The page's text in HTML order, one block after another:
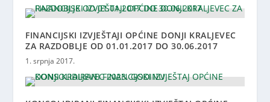
FINANCIJSKI IZVJEŠTAJI OPĆINE DONJI KRALJEVEC
ZA RAZDOBLJE OD 01.01.2017 DO 30.06.2017
1. srpnja 2017.